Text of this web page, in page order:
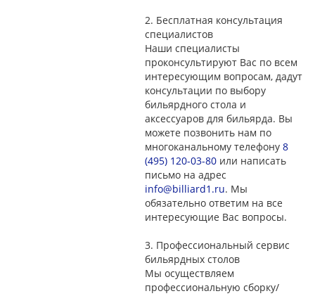
2. Бесплатная консультация
специалистов
Наши специалисты
проконсультируют Вас по всем
интересующим вопросам, дадут
консультации по выбору
бильярдного стола и
аксессуаров для бильярда. Вы
можете позвонить нам по
многоканальному телефону 8
(495) 120-03-80 или написать
письмо на адрес
info@billiard1.ru. Мы
обязательно ответим на все
интересующие Вас вопросы.
3. Профессиональный сервис
бильярдных столов
Мы осуществляем
профессиональную сборку/